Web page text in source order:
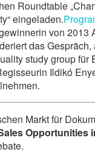
Roundtable
eingeladen.
von 2013
das
study group für
Ildikó
Markt für
Opportunities